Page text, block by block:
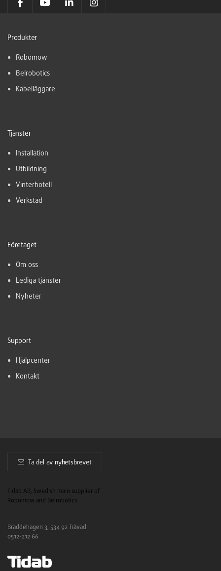
Produkter
Robomow
Belrobotics
Kabelläggare
Tjänster
Installation
Utbildning
Vinterhotell
Verkstad
Företaget
Om oss
Lediga tjänster
Nyheter
Support
Hjälpcenter
Kontakt
Ta del av nyhetsbrevet
Tidab AB, Swedish main supplier of
Robomow and Belrobotics
Bräddehagen 3, 534 92 Tråvad
0512-212 66